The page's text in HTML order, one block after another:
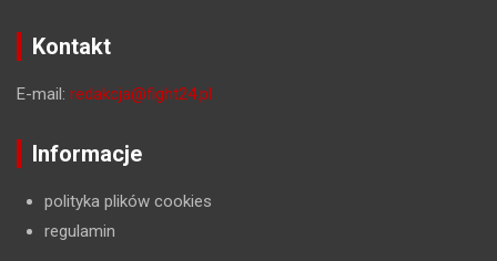
Kontakt
E-mail: redakcja@fight24.pl
Informacje
polityka plików cookies
regulamin